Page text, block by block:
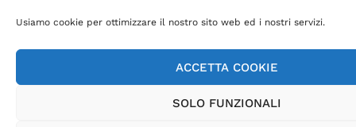
Usiamo cookie per ottimizzare il nostro sito web ed i nostri servizi.
ACCETTA COOKIE
SOLO FUNZIONALI